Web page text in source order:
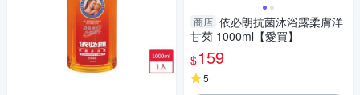
商店 依必朗抗菌沐浴露柔膚洋
甘菊 1000ml【愛買】
$159
5